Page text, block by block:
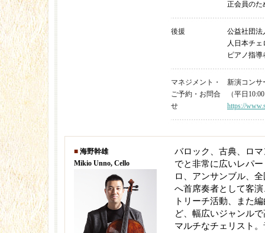
正会員のた
後援
公益社団法
人日本チ
ピアノ指
マネジメント・
ご予約・お問合
せ
新演コンサ
（平日
https://
■ 海野幹雄
Mikio Unno, Cello
バロック、古典、ロ
でと非常に広いレパ
ロ、アンサンブル、
へ首席奏者として客
トリーチ活動、また
ど、幅広いジャンル
マルチなチェリスト